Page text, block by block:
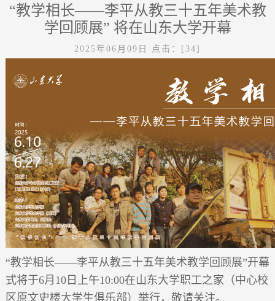
“教学相长——李平从教三十五年美术教
学回顾展” 将在山东大学开幕
2025年06月09日 点击：[ 34]
“教学相长——李平从教三十五年美术教学回顾展”开幕
式将于6月10日上午10:00在山东大学职工之家（中心校
区原文史楼大学生俱乐部）举行，敬请关注。